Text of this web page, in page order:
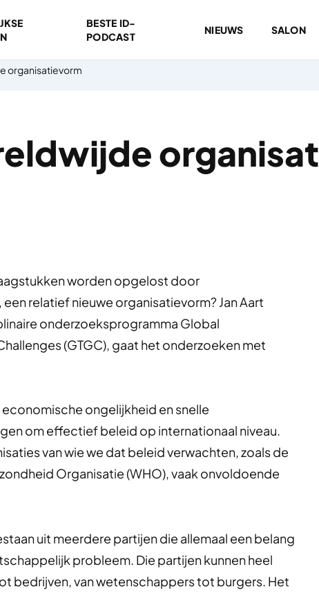
BESTE ID-
PODCAST
NIEUWS SALON
organisatievorm
worden opgelost door
relatief nieuwe organisatievorm? Jan Aart
onderzoeksprogramma Global
(GTGC), gaat het onderzoeken met
ongelijkheid en snelle
om effectief beleid op internationaal niveau.
van wie we dat beleid verwachten, zoals de
Organisatie (WHO), vaak onvoldoende
uit meerdere partijen die allemaal een belang
probleem. Die partijen kunnen heel
bedrijven, van wetenschappers tot burgers. Het